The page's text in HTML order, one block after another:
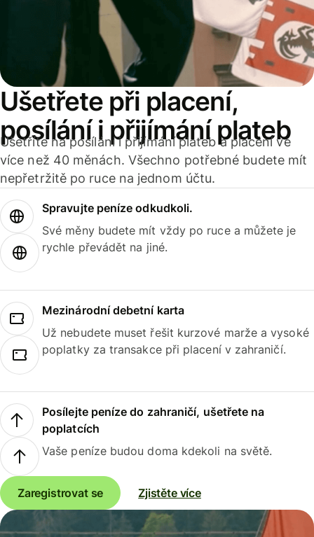
Ušetřete při placení,
posílání i přijímání plateb
Ušetříte na posílání i přijímání plateb a placení ve
více než 40 měnách. Všechno potřebné budete mít
nepřetržitě po ruce na jednom účtu.
Spravujte peníze odkudkoli.
Své měny budete mít vždy po ruce a můžete je
rychle převádět na jiné.
Mezinárodní debetní karta
Už nebudete muset řešit kurzové marže a vysoké
poplatky za transakce při placení v zahraničí.
Posílejte peníze do zahraničí, ušetřete na
poplatcích
Vaše peníze budou doma kdekoli na světě.
Zaregistrovat se Zjistěte více